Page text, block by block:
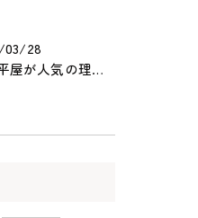
03/28
滋賀で平屋が人気の理由とは？暮らしやすさ・家事動線・将来性から考える家づくり